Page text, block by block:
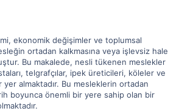
ekonomik değişimler ve toplumsal
ortadan kalkmasına veya işlevsiz hale
Bu makalede, nesli tükenen meslekler
telgrafçılar, ipek üreticileri, köleler ve
almaktadır. Bu mesleklerin ortadan
boyunca önemli bir yere sahip olan bir